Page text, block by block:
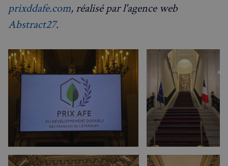
prixddafe.com, réalisé par l'agence web
Abstract27.
Nom
Fournisseur/
Domaine
_px3